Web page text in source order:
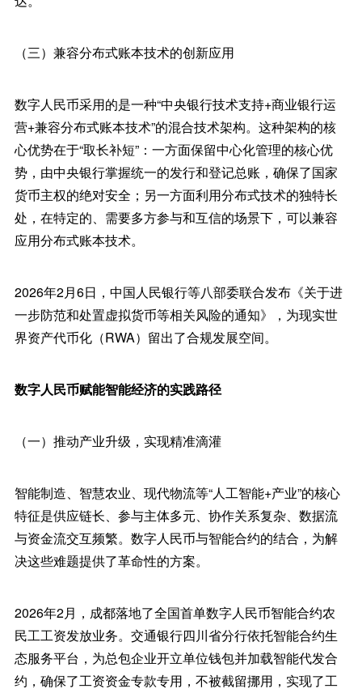
（三）兼容分布式账本技术的创新应用
数字人民币采用的是一种“中央银行技术支持+商业银行运
营+兼容分布式账本技术”的混合技术架构。这种架构的核
心优势在于“取长补短”：一方面保留中心化管理的核心优
势，由中央银行掌握统一的发行和登记总账，确保了国家
货币主权的绝对安全；另一方面利用分布式技术的独特长
处，在特定的、需要多方参与和互信的场景下，可以兼容
应用分布式账本技术。
2026年2月6日，中国人民银行等八部委联合发布《关于进
一步防范和处置虚拟货币等相关风险的通知》，为现实世
界资产代币化（RWA）留出了合规发展空间。
数字人民币赋能智能经济的实践路径
（一）推动产业升级，实现精准滴灌
智能制造、智慧农业、现代物流等“人工智能+产业”的核心
特征是供应链长、参与主体多元、协作关系复杂、数据流
与资金流交互频繁。数字人民币与智能合约的结合，为解
决这些难题提供了革命性的方案。
2026年2月，成都落地了全国首单数字人民币智能合约农
民工工资发放业务。交通银行四川省分行依托智能合约生
态服务平台，为总包企业开立单位钱包并加载智能代发合
约，确保了工资资金专款专用，不被截留挪用，实现了工